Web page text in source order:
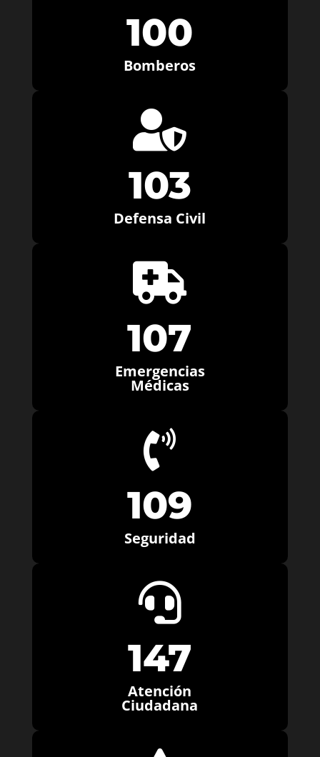
100
Bomberos

103
Defensa Civil

107
Emergencias
Médicas

109
Seguridad

147
Atención
Ciudadana